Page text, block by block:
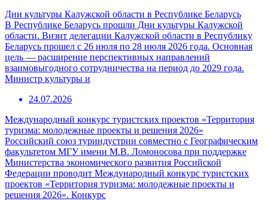
Дни культуры Калужской области в Республике Беларусь
В Республике Беларусь прошли Дни культуры Калужской
области. Визит делегации Калужской области в Республику
Беларусь прошел с 26 июля по 28 июля 2026 года. Основная
цель — расширение перспективных направлений
взаимовыгодного сотрудничества на период до 2029 года.
Министр культуры и
24.07.2026
Международный конкурс туристских проектов «Территория
туризма: молодежные проекты и решения 2026»
Российский союз туриндустрии совместно с Географическим
факультетом МГУ имени М.В. Ломоносова при поддержке
Министерства экономического развития Российской
Федерации проводит Международный конкурс туристских
проектов «Территория туризма: молодежные проекты и
решения 2026». Конкурс